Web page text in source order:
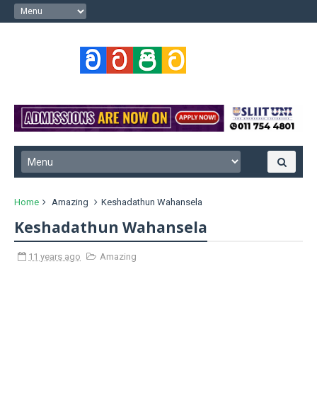
Home Amazing Keshadathun Wahansela
Keshadathun Wahansela
11 years ago Amazing